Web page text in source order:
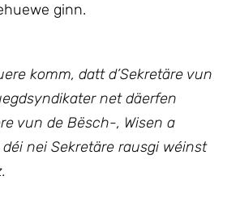
ginn.
komm, datt d’Sekretäre vun
net däerfen
vun de Bësch-, Wisen a
nei Sekretäre rausgi wéinst